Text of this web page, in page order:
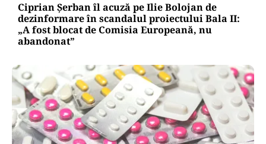
Ciprian Șerban îl acuză pe Ilie Bolojan de
dezinformare în scandalul proiectului Bala II:
„A fost blocat de Comisia Europeană, nu
abandonat”